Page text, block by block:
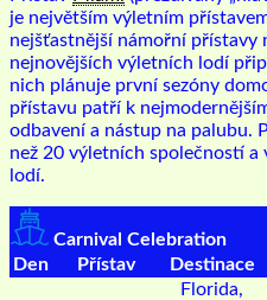
je největším výletním
nejšťastnější námořní přístavy
nejnovějších výletních lodí
nich plánuje první sezóny
přístavu patří k
odbavení a nástup na palubu.
než 20 výletních společností
lodí.
Carnival Celebration
Den
Přístav Destinace
Florida,